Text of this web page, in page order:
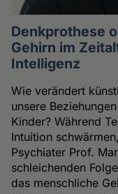
Denkprothese
Gehirn im
Intelligenz
Wie verändert
unsere
Kinder? Während
Intuition
Psychiater Prof.
schleichenden
das menschliche